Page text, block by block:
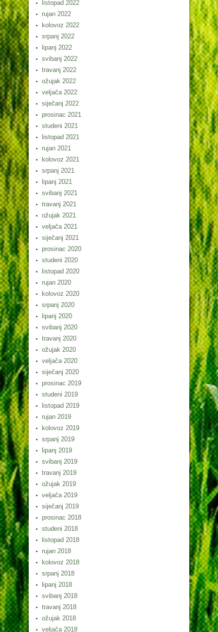
listopad 2022
rujan 2022
kolovoz 2022
srpanj 2022
lipanj 2022
svibanj 2022
travanj 2022
ožujak 2022
veljača 2022
siječanj 2022
prosinac 2021
studeni 2021
listopad 2021
rujan 2021
kolovoz 2021
srpanj 2021
lipanj 2021
svibanj 2021
travanj 2021
ožujak 2021
veljača 2021
siječanj 2021
prosinac 2020
studeni 2020
listopad 2020
rujan 2020
kolovoz 2020
srpanj 2020
lipanj 2020
svibanj 2020
travanj 2020
ožujak 2020
veljača 2020
siječanj 2020
prosinac 2019
studeni 2019
listopad 2019
rujan 2019
kolovoz 2019
srpanj 2019
lipanj 2019
svibanj 2019
travanj 2019
ožujak 2019
veljača 2019
siječanj 2019
prosinac 2018
studeni 2018
listopad 2018
rujan 2018
kolovoz 2018
srpanj 2018
lipanj 2018
svibanj 2018
travanj 2018
ožujak 2018
veljača 2018